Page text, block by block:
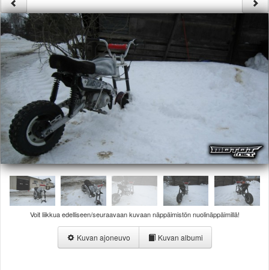
Säännöt ja ohjeet
Uudet ajoneuvot
Uudet kuvat
Uudet videot
Uudet kommentit
MYYDÄÄN
Ohjeet
Ajoneuvot
Osat
TIETOPANKKI
TAPAHTUMAT
MP15 kuvia
MP14 kuvia
MP13 kuvia
ACS 2015 kuvia
Lisää uusi tapahtuma
Voit liikkua edelliseen/seuraavaan kuvaan näppäimistön nuolinäppäimillä!
Kuvan ajoneuvo Kuvan albumi